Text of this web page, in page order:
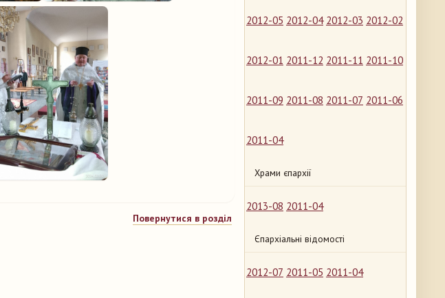
2012-05 2012-04 2012-03 2012-02
2012-01 2011-12 2011-11 2011-10
2011-09 2011-08 2011-07 2011-06
2011-04
Храми єпархії
2013-08 2011-04
Єпархіальні відомості
2012-07 2011-05 2011-04
Повернутися в розділ